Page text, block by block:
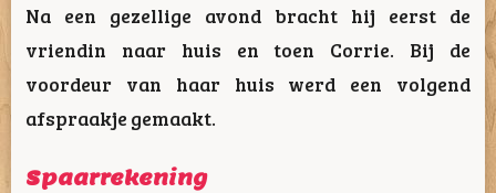
Na een gezellige avond bracht hij eerst de
vriendin naar huis en toen Corrie. Bij de
voordeur van haar huis werd een volgend
afspraakje gemaakt.
Spaarrekening